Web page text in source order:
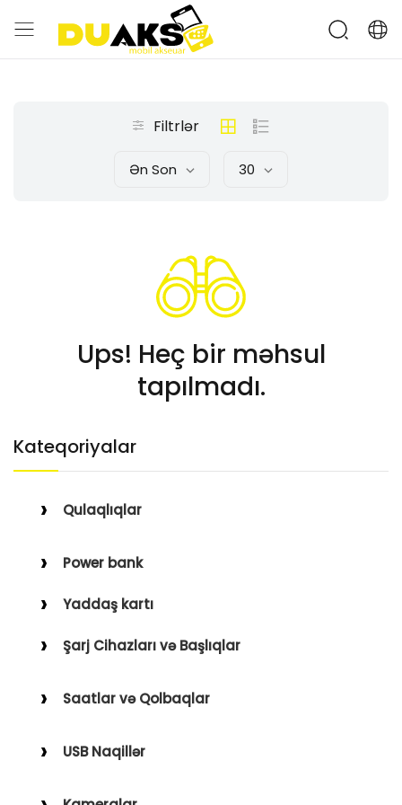
Kateqoriyalar
Qulaqlıqlar
Qulaqüstü
Power bank
Yaddaş kartı
Şarj Cihazları və Başlıqlar
Saatlar və Qolbaqlar
Saat Qolbaqları
USB Naqillər
Filtrlər
Ən Son 30
Ups! Heç bir məhsul
tapılmadı.